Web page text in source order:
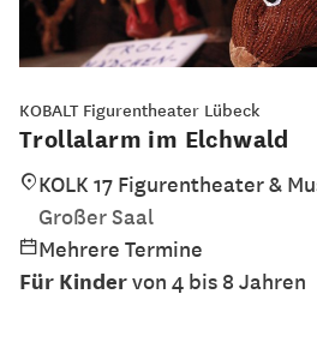
KOBALT Figurentheater Lübeck
Trollalarm im Elchwald
KOLK 17 Figurentheater &
Großer Saal
Mehrere Termine
Für Kindervon 4 bis 8 Jahren